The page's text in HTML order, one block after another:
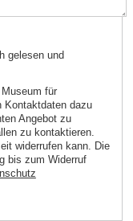
gelesen und
für
Kontaktdaten dazu
Angebot zu
zu kontaktieren.
widerrufen kann. Die
bis zum Widerruf